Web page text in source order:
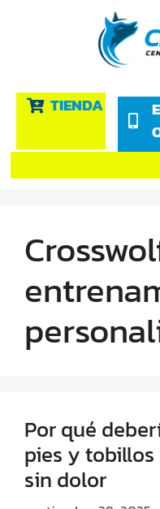
TIENDA
Por qué
pies y
sin dolor